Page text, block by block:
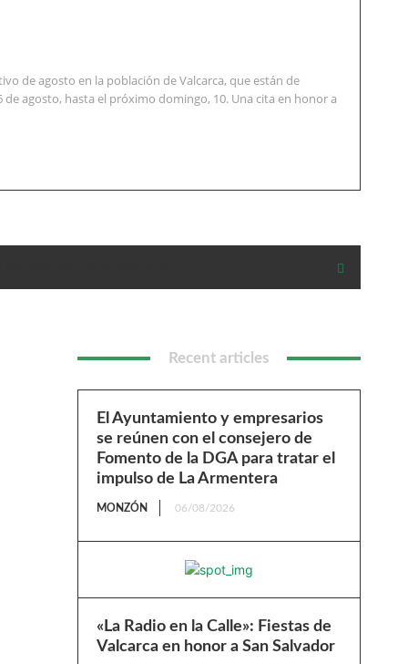
de agosto en la población de Valcarca, que están de
de agosto, hasta el próximo domingo, 10. Una cita en honor a
Recent articles
El Ayuntamiento y empresarios
se reúnen con el consejero de
Fomento de la DGA para tratar el
impulso de La Armentera
MONZÓN 06/08/2026
«La Radio en la Calle»: Fiestas de
Valcarca en honor a San Salvador